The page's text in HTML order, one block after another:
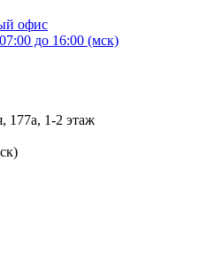
офис
до 16:00 (мск)
177а, ​1-2 этаж